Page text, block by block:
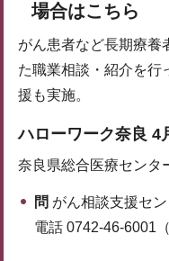
場合はこちら
がん患者など長期療養
た職業相談・紹介を行
援も実施。
ハローワーク奈良 4
奈良県総合医療センタ
問 がん相談支援セ
電話 0742-46-6001（